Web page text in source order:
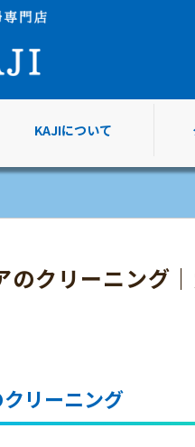
KAJIについて
のクリーニング
リーニング